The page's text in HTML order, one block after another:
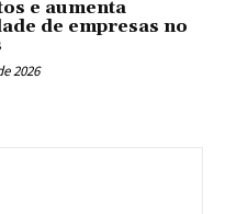
e aumenta
de empresas no
2026